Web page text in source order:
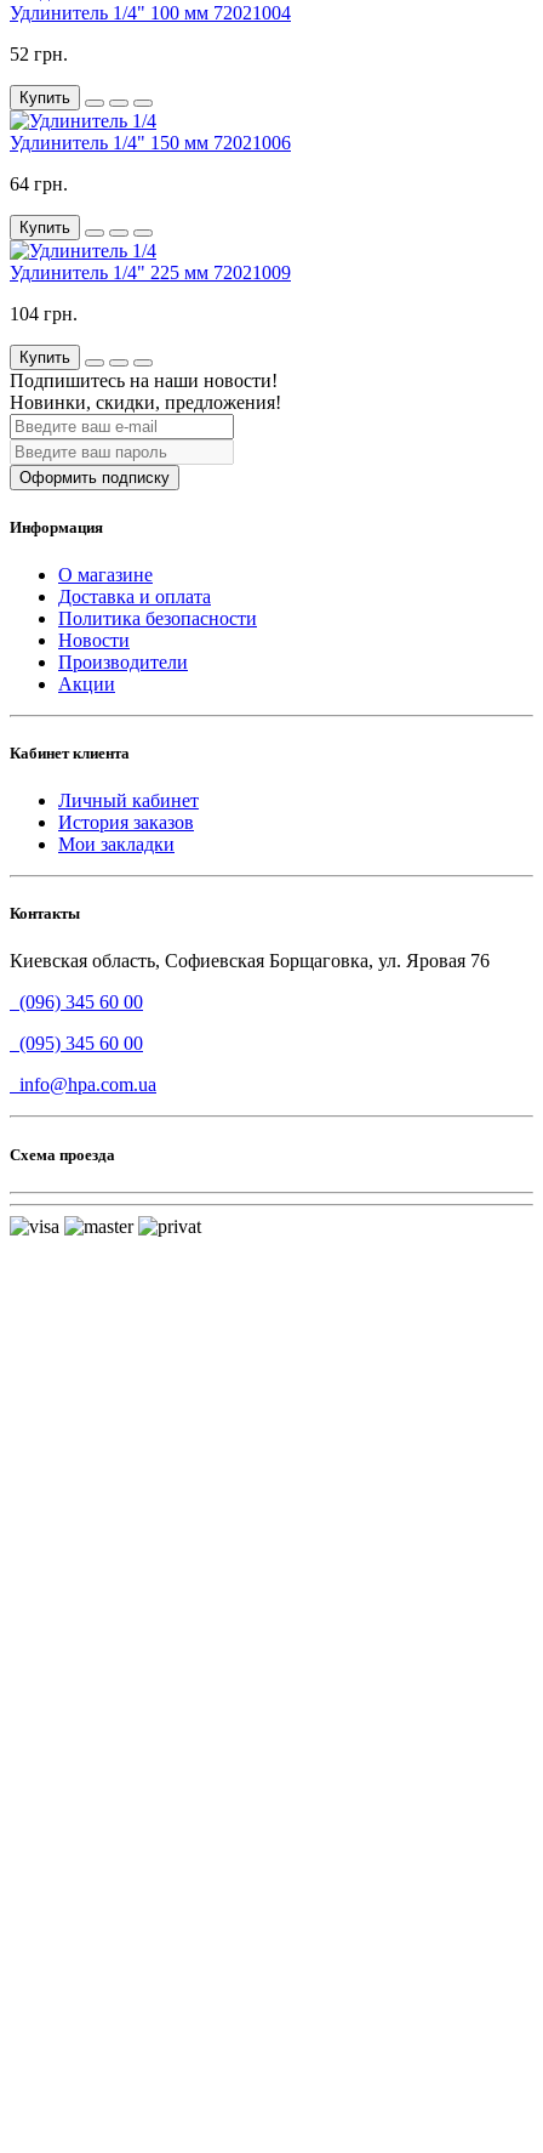
Удлинитель 1/4" 100 мм 72021004
52 грн.
Купить
Удлинитель 1/4" 150 мм 72021006
64 грн.
Купить
Удлинитель 1/4" 225 мм 72021009
104 грн.
Купить
Подпишитесь на наши новости!
Новинки, скидки, предложения!
Оформить подписку
Информация
О магазине
Доставка и оплата
Политика безопасности
Новости
Производители
Акции
Кабинет клиента
Личный кабинет
История заказов
Мои закладки
Контакты
Киевская область, Софиевская Борщаговка, ул. Яровая 76
(096) 345 60 00
(095) 345 60 00
info@hpa.com.ua
Схема проезда